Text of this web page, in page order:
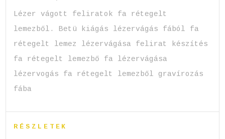
Lézer vágott feliratok fa rétegelt
lemezből. Betü kiágás lézervágás fából fa
rétegelt lemez lézervágása felirat készítés
fa rétegelt lemezbő fa lézervágása
lézervogás fa rétegelt lemezből gravírozás
fába
RÉSZLETEK